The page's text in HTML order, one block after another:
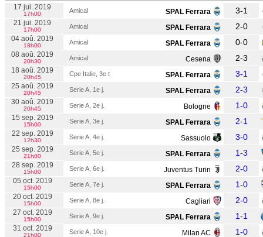
17 jui. 2019
17h00 Amical SPAL Ferrara 3-1
21 jui. 2019
17h00 Amical SPAL Ferrara 2-0
04 aoû. 2019
18h00 Amical SPAL Ferrara 0-0
08 aoû. 2019
20h30 Amical Cesena 2-3
18 aoû. 2019
20h45 Cpe Italie, 3e t SPAL Ferrara 3-1
25 aoû. 2019
20h45 Serie A, 1e j. SPAL Ferrara 2-3
30 aoû. 2019
20h45 Serie A, 2e j. Bologne 1-0
15 sep. 2019
15h00 Serie A, 3e j. SPAL Ferrara 2-1
22 sep. 2019
12h30 Serie A, 4e j. Sassuolo 3-0
25 sep. 2019
21h00 Serie A, 5e j. SPAL Ferrara 1-3
28 sep. 2019
15h00 Serie A, 6e j. Juventus Turin 2-0
05 oct. 2019
15h00 Serie A, 7e j. SPAL Ferrara 1-0
20 oct. 2019
15h00 Serie A, 8e j. Cagliari 2-0
27 oct. 2019
15h00 Serie A, 9e j. SPAL Ferrara 1-1
31 oct. 2019
21h00 Serie A, 10e j. Milan AC 1-0